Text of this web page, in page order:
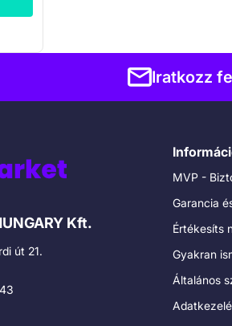
Iratkozz
Kft.
út 21.
MVP -
Garancia
Értékesíts
Gyakran
Általános